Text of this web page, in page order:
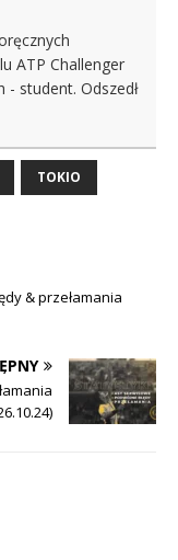
ATP Challenger
- student. Odszedł
TOKIO
& przełamania